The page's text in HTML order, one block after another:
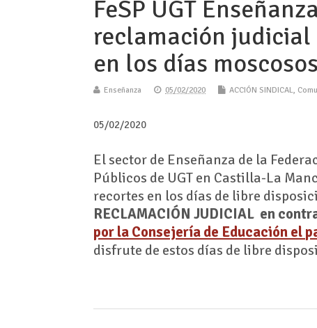
FeSP UGT
reclamación
en los días
Enseñanza 05/02/2020 ACCIÓN SINDICAL,
05/02/2020
El sector de Enseñanza de la
Públicos de UGT en Castilla-La
recortes en los días de libre
RECLAMACIÓN JUDICIAL en
por la Consejería de Educación el
disfrute de estos días de libre